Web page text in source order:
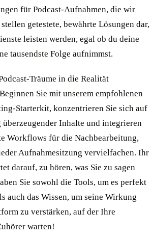
für Podcast-Aufnahmen, die wir
getestete, bewährte Lösungen dar,
leisten werden, egal ob du deine
tausendste Folge aufnimmst.
Träume in die Realität
Sie mit unserem empfohlenen
Starterkit, konzentrieren Sie sich auf
Inhalte und integrieren
Workflows für die Nachbearbeitung,
Aufnahmesitzung vervielfachen. Ihr
darauf, zu hören, was Sie zu sagen
Sie sowohl die Tools, um es perfekt
auch das Wissen, um seine Wirkung
zu verstärken, auf der Ihre
warten!